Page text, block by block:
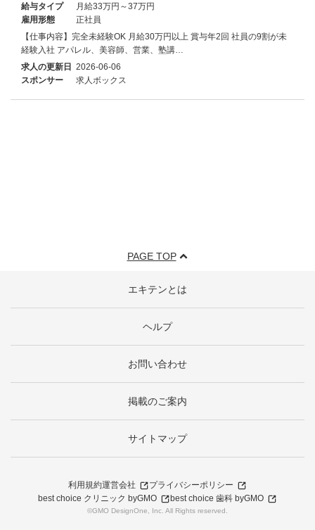
給与タイプ
月給33万円～37万円
雇用形態
正社員
【仕事内容】完全未経験OK 月給30万円以上 賞与年2回 社員の9割が未
経験入社 アパレル、美容師、営業、塾講…
求人の更新日 2026-06-06
スポンサー
求人ボックス
PAGE TOP
エキテンとは
ヘルプ
お問い合わせ
掲載のご案内
サイトマップ
利用規約運営会社
プライバシーポリシー
best choice クリニック byGMO
best choice 歯科 byGMO
©GMO DesignOne, Inc. All Rights reserved.